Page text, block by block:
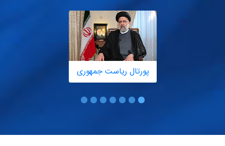
پورتال ریاست جمهوری